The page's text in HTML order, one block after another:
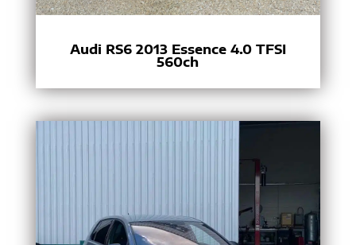
Audi RS6 2013 Essence 4.0 TFSI
560ch